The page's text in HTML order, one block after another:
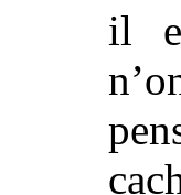
il